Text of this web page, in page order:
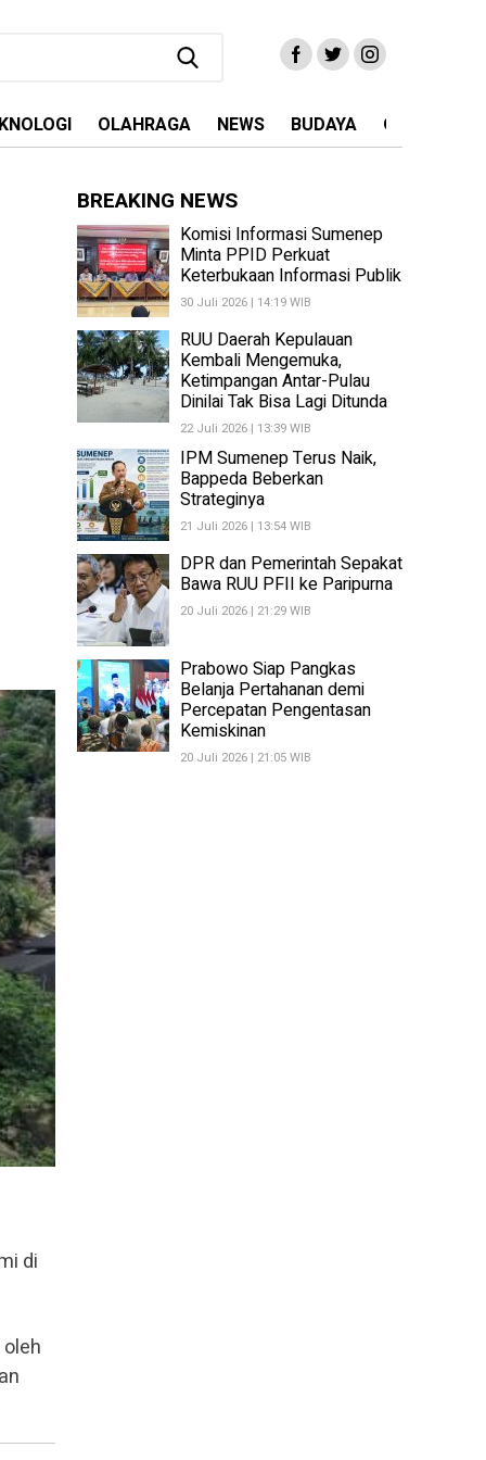
OLAHRAGA NEWS BUDAYA OPINI
di
BREAKING NEWS
Komisi Informasi Sumenep
Minta PPID Perkuat
Keterbukaan Informasi Publik
30 Juli 2026 | 14:19 WIB
RUU Daerah Kepulauan
Kembali Mengemuka,
Ketimpangan Antar-Pulau
Dinilai Tak Bisa Lagi Ditunda
22 Juli 2026 | 13:39 WIB
IPM Sumenep Terus Naik,
Bappeda Beberkan
Strateginya
21 Juli 2026 | 13:54 WIB
DPR dan Pemerintah Sepakat
Bawa RUU PFII ke Paripurna
20 Juli 2026 | 21:29 WIB
Prabowo Siap Pangkas
Belanja Pertahanan demi
Percepatan Pengentasan
Kemiskinan
20 Juli 2026 | 21:05 WIB